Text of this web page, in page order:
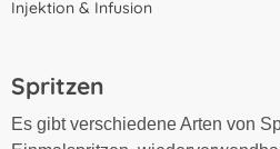
Injektion & Infusion
Spritzen
Es gibt verschiedene Arten von